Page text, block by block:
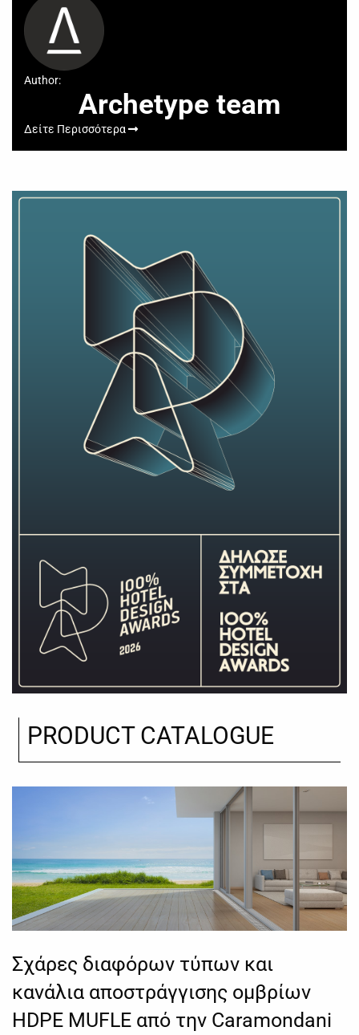
Author:
Archetype team
Δείτε Περισσότερα
PRODUCT CATALOGUE
Σχάρες διαφόρων τύπων και
κανάλια αποστράγγισης ομβρίων
HDPE MUFLE από την Caramondani